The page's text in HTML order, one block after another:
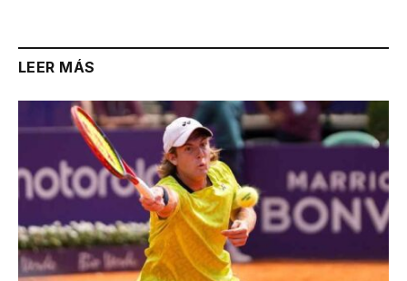
LEER MÁS